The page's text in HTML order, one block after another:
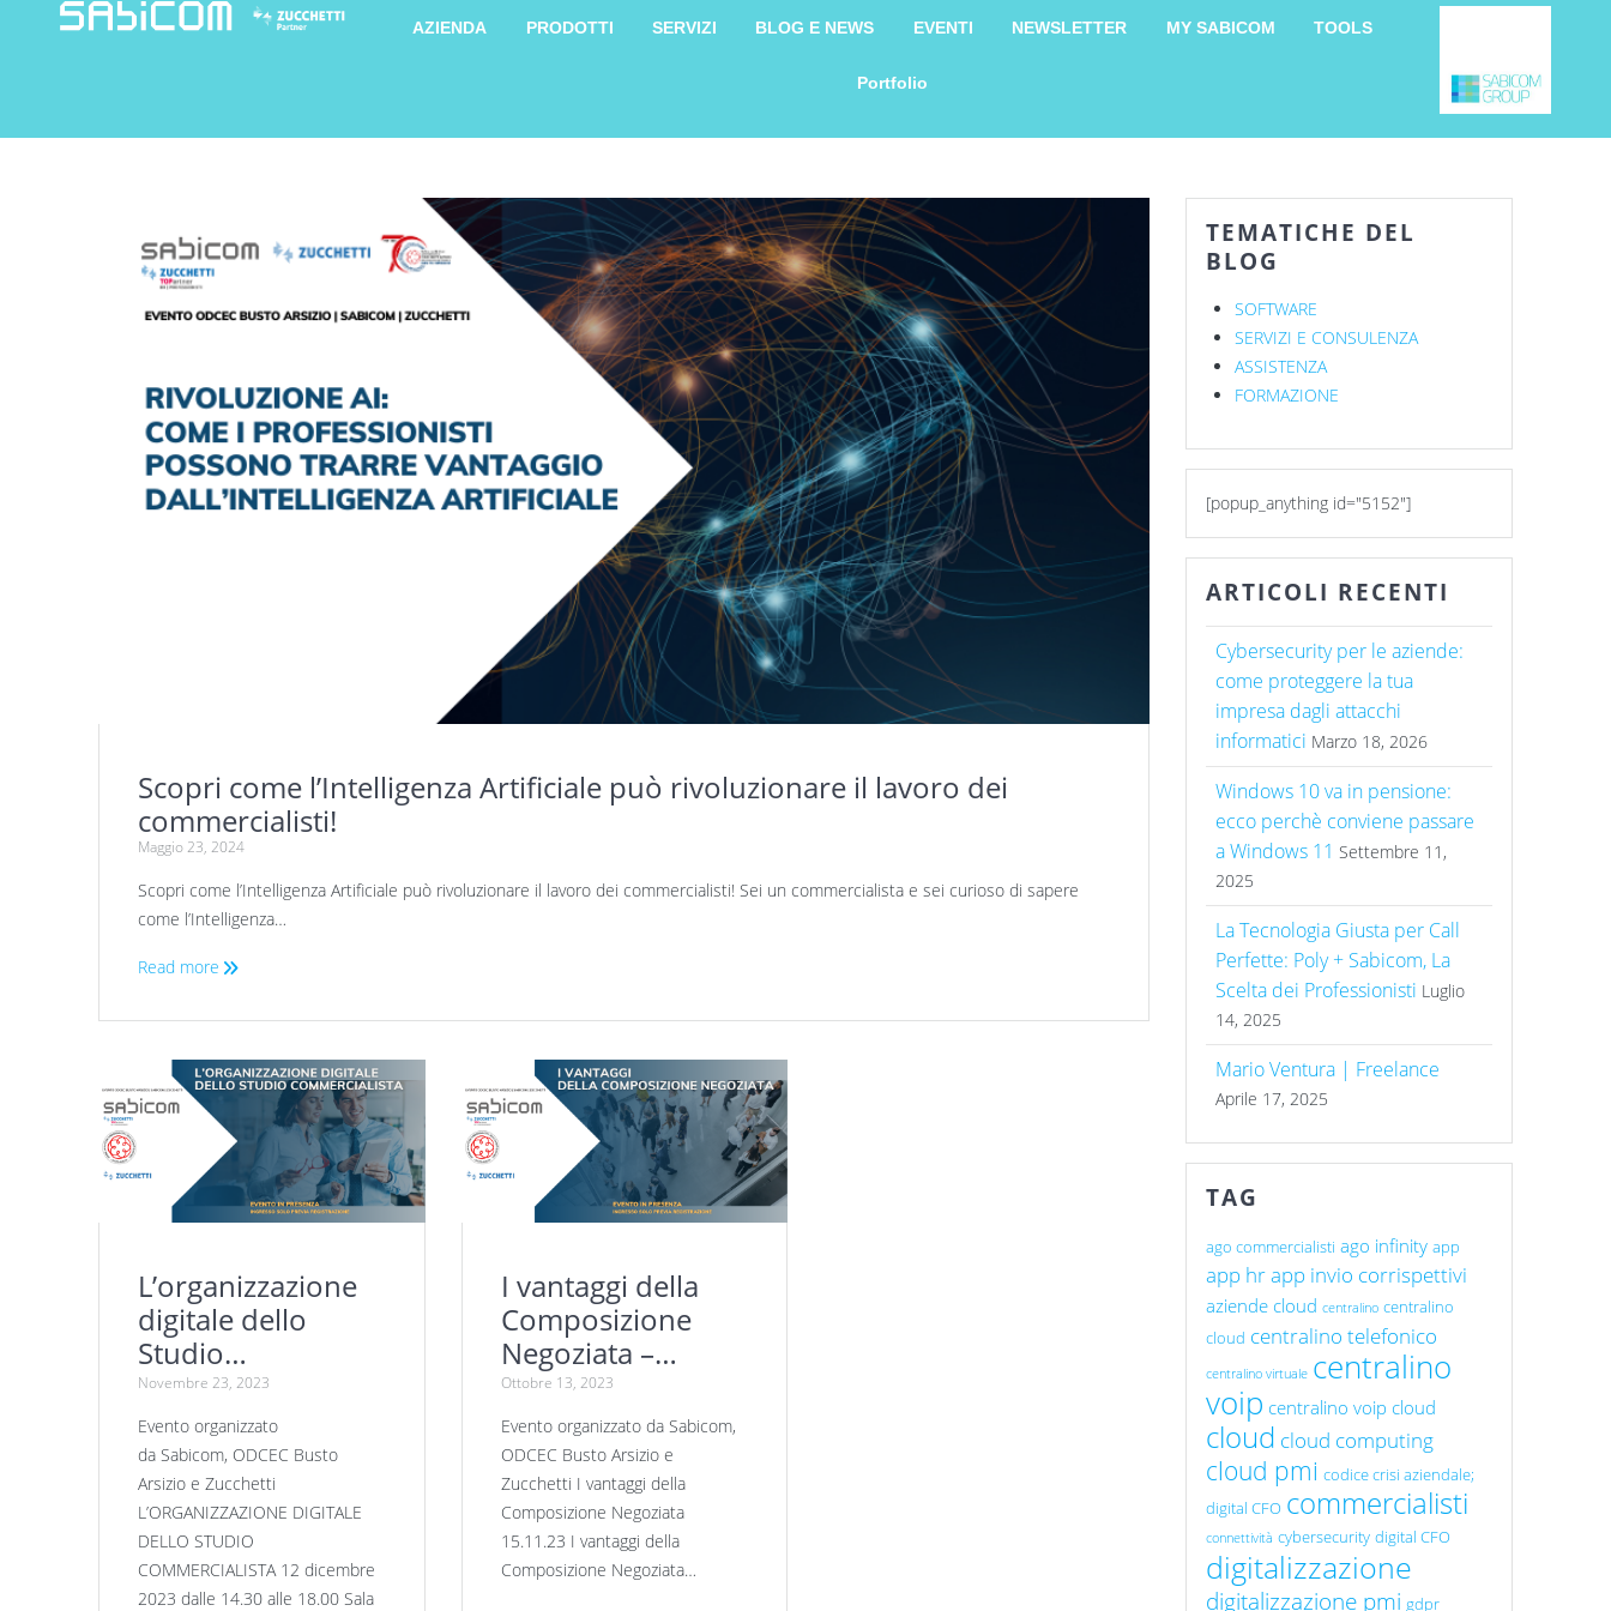
AZIENDA PRODOTTI SERVIZI BLOG E NEWS EVENTI NEWSLETTER MY SABICOM TOOLS
Portfolio
Scopri come l’Intelligenza Artificiale può rivoluzionare il lavoro dei
commercialisti!
Maggio 23, 2024
Scopri come l’Intelligenza Artificiale può rivoluzionare il lavoro dei commercialisti! Sei un commercialista e sei curioso di sapere
come l’Intelligenza…
Read more
L’organizzazione
digitale dello
Studio
Commercialista –
Evento Sabicom |
ODCEC Busto
Arsizio | Zucchetti
Novembre 23, 2023
Evento organizzato
da Sabicom, ODCEC Busto
Arsizio e Zucchetti
L’ORGANIZZAZIONE DIGITALE
DELLO STUDIO
COMMERCIALISTA 12 dicembre
2023 dalle 14.30 alle 18.00 Sala
I vantaggi della
Composizione
Negoziata –
Commercialisti –
Sabicom | ODCEC
Busto Arsizio |
Zucchetti
Ottobre 13, 2023
Evento organizzato da Sabicom,
ODCEC Busto Arsizio e
Zucchetti I vantaggi della
Composizione Negoziata
15.11.23 I vantaggi della
Composizione Negoziata…
TEMATICHE DEL
BLOG
SOFTWARE
SERVIZI E CONSULENZA
ASSISTENZA
FORMAZIONE
[popup_anything id="5152"]
ARTICOLI RECENTI
Cybersecurity per le aziende:
come proteggere la tua
impresa dagli attacchi
informatici Marzo 18, 2026
Windows 10 va in pensione:
ecco perchè conviene passare
a Windows 11 Settembre 11,
2025
La Tecnologia Giusta per Call
Perfette: Poly + Sabicom, La
Scelta dei Professionisti Luglio
14, 2025
Mario Ventura | Freelance
Aprile 17, 2025
TAG
ago commercialisti ago infinity app
app hrapp invio corrispettivi
aziende cloud centralino centralino
cloud centralino telefonico
centralino virtuale centralino
voip centralino voip cloud
cloud cloud computing
cloud pmi codice crisi aziendale;
digital CFO commercialisti
connettività cybersecurity digital CFO
digitalizzazione
digitalizzazione pmi gdpr